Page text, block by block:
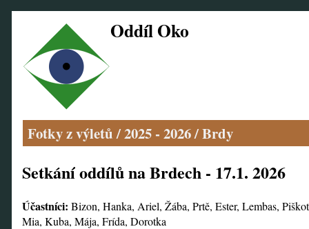
Oddíl Oko
Fotky z výletů/2025 - 2026/Brdy
Setkání oddílů na Brdech - 17.1. 2026
Účastníci:Bizon, Hanka, Ariel, Žába, Prtě, Ester, Lembas,
Mia, Kuba, Mája, Frída, Dorotka